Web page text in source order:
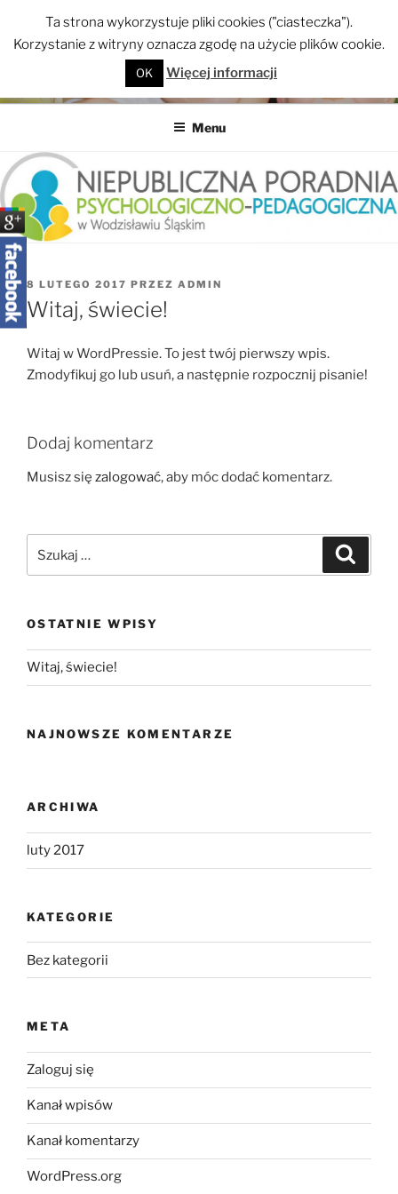
treści
NIEPUBLICZNA PORADNIA
PSYCHOLOGICZNO-
PEDAGOGICZNA W
WODZISŁAWIU ŚLĄSKIM
Menu
OPUBLIKOWANE
W
8 LUTEGO 2017 PRZEZ ADMIN
Witaj, świecie!
Witaj w WordPressie. To jest twój pierwszy wpis.
Zmodyfikuj go lub usuń, a następnie rozpocznij pisanie!
Dodaj komentarz
Musisz się zalogować, aby móc dodać komentarz.
OSTATNIE WPISY
Witaj, świecie!
NAJNOWSZE KOMENTARZE
ARCHIWA
luty 2017
KATEGORIE
Bez kategorii
META
Zaloguj się
Kanał wpisów
Kanał komentarzy
WordPress.org
Ta strona wykorzystuje pliki cookies ("ciasteczka").
Korzystanie z witryny oznacza zgodę na użycie plików cookie.
OK Więcej informacji